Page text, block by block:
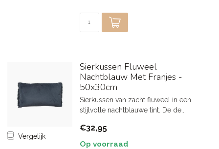
Vergelijk
Sierkussen Fluweel
Nachtblauw Met Franjes -
50x30cm
Sierkussen van zacht fluweel in een
stijlvolle nachtblauwe tint. De de...
€32,95
Op voorraad